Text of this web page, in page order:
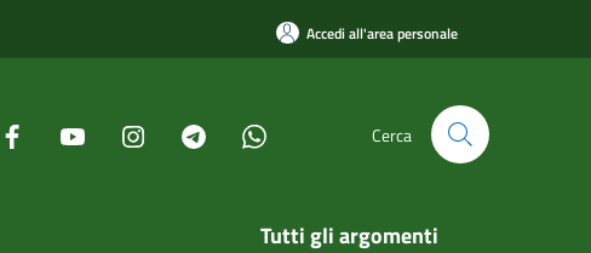
Accedi all'area personale
Cerca
Tutti gli argomenti